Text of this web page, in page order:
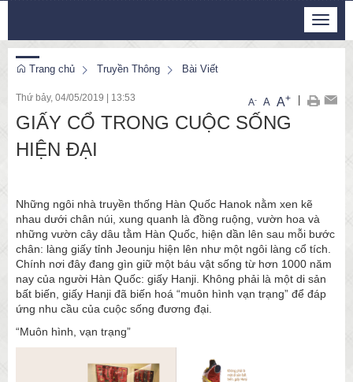
Toggle
Trang chủ Truyền Thông Bài Viết
Thứ bảy, 04/05/2019 13:53 A- A A+
GIẤY CỔ TRONG CUỘC SỐNG
HIỆN ĐẠI
Những ngôi nhà truyền thống Hàn Quốc Hanok nằm xen kẽ
nhau dưới chân núi, xung quanh là đồng ruộng, vườn hoa và
những vườn cây dâu tằm Hàn Quốc, hiện dần lên sau mỗi bước
chân: làng giấy tỉnh Jeounju hiện lên như một ngôi làng cổ tích.
Chính nơi đây đang gìn giữ một báu vật sống từ hơn 1000 năm
nay của người Hàn Quốc: giấy Hanji. Không phải là một di sản
bất biến, giấy Hanji đã biến hoá “muôn hình vạn trạng” để đáp
ứng nhu cầu của cuộc sống đương đại.
“Muôn hình, vạn trạng”